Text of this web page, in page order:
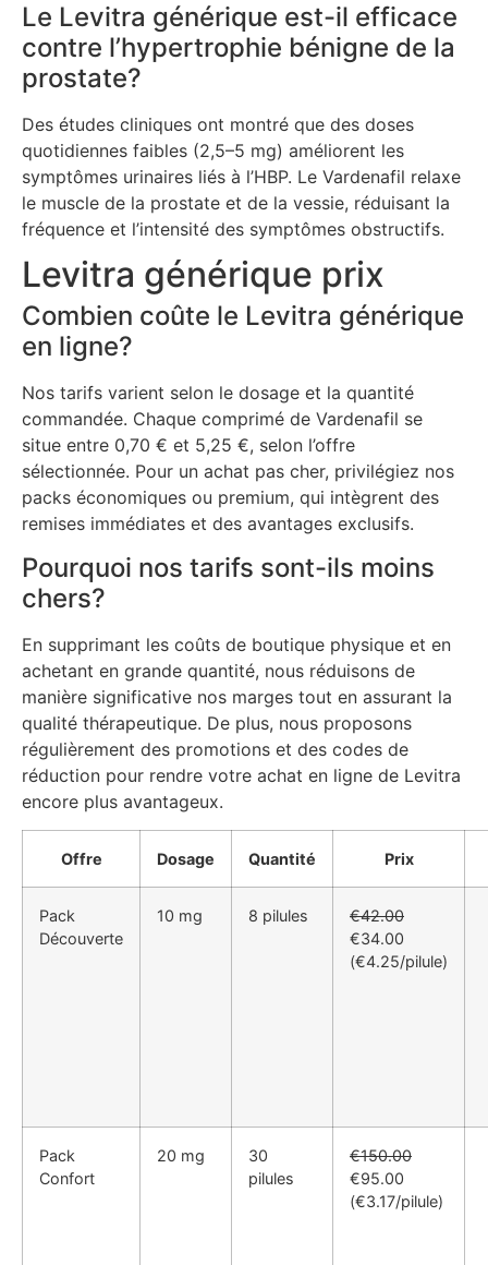
Le Levitra générique est-il efficace
contre l’hypertrophie bénigne de la
prostate?
Des études cliniques ont montré que des doses
quotidiennes faibles (2,5–5 mg) améliorent les
symptômes urinaires liés à l’HBP. Le Vardenafil relaxe
le muscle de la prostate et de la vessie, réduisant la
fréquence et l’intensité des symptômes obstructifs.
Levitra générique prix
Combien coûte le Levitra générique
en ligne?
Nos tarifs varient selon le dosage et la quantité
commandée. Chaque comprimé de Vardenafil se
situe entre 0,70 € et 5,25 €, selon l’offre
sélectionnée. Pour un achat pas cher, privilégiez nos
packs économiques ou premium, qui intègrent des
remises immédiates et des avantages exclusifs.
Pourquoi nos tarifs sont-ils moins
chers?
En supprimant les coûts de boutique physique et en
achetant en grande quantité, nous réduisons de
manière significative nos marges tout en assurant la
qualité thérapeutique. De plus, nous proposons
régulièrement des promotions et des codes de
réduction pour rendre votre achat en ligne de Levitra
encore plus avantageux.
Offre Dosage Quantité Prix
Pack
Découverte
10 mg 8 pilules
€42.00
€34.00
(€4.25/pilule)
Pack
Confort
20 mg
30
pilules
€150.00
€95.00
(€3.17/pilule)